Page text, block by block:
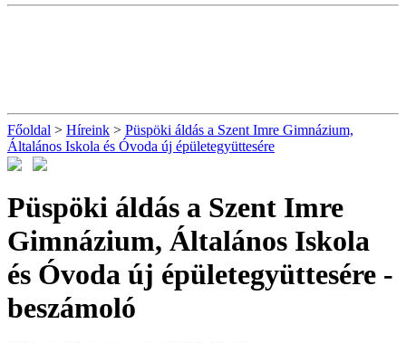
Főoldal > Híreink > Püspöki áldás a Szent Imre Gimnázium,
Általános Iskola és Óvoda új épületegyüttesére
Püspöki áldás a Szent Imre
Gimnázium, Általános Iskola
és Óvoda új épületegyüttesére -
beszámoló